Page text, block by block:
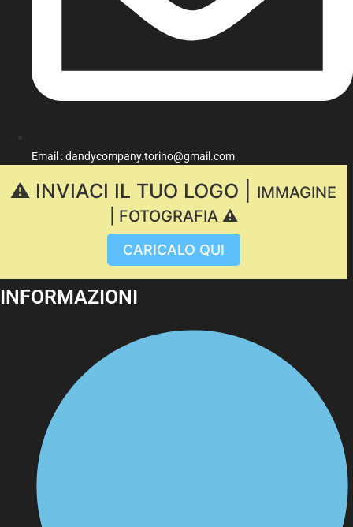
Email : dandycompany.torino@gmail.com
⚠️ INVIACI IL TUO LOGO |
IMMAGINE
| FOTOGRAFIA ⚠️
CARICALO QUI
INFORMAZIONI